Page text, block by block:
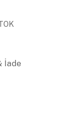
İade